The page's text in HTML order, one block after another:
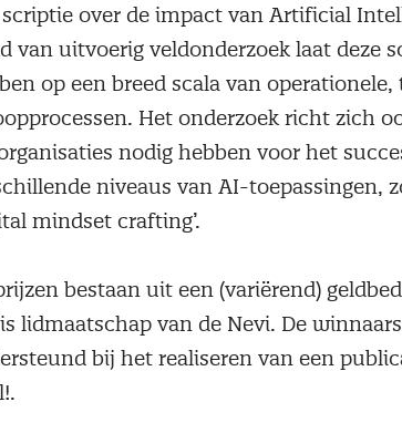
over de impact van Artificial
van uitvoerig veldonderzoek laat deze
op een breed scala van
Het onderzoek richt zich
nodig hebben voor het
niveaus van AI-toepassingen,
mindset crafting’.
bestaan uit een (variërend)
lidmaatschap van de Nevi. De
bij het realiseren van een